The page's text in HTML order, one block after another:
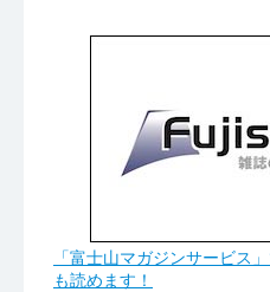
「富士山マガジンサービス
も読めます！